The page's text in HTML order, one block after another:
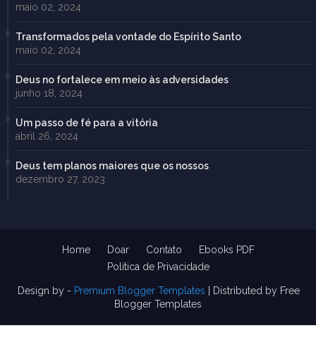
maio 02, 2024
Transformados pela vontade do Espírito Santo
maio 02, 2024
Deus no fortalece em meio às adversidades
junho 18, 2024
Um passo de fé para a vitória
abril 26, 2024
Deus tem planos maiores que os nossos
dezembro 27, 2023
Design by - Premium Blogger Templates | Distributed by Free
Blogger Templates
Home Doar Contato
Ebooks PDF
Política de Privacidade